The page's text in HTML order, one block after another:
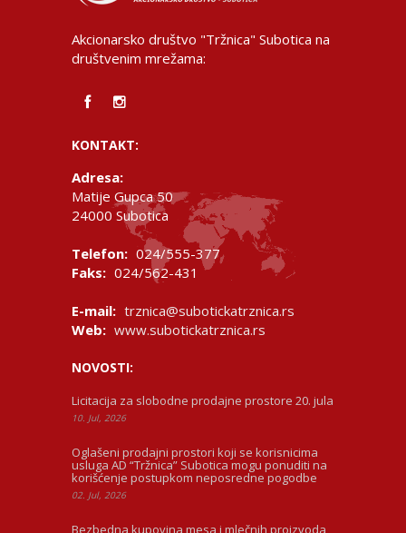
Akcionarsko društvo "Tržnica" Subotica na
društvenim mrežama:
KONTAKT:
Adresa:
Matije Gupca 50
24000 Subotica
Telefon: 024/555-377
Faks: 024/562-431
E-mail: trznica@subotickatrznica.rs
Web: www.subotickatrznica.rs
NOVOSTI:
Licitacija za slobodne prodajne prostore 20. jula
10. Jul, 2026
Oglašeni prodajni prostori koji se korisnicima
usluga AD “Tržnica” Subotica mogu ponuditi na
korišćenje postupkom neposredne pogodbe
02. Jul, 2026
Bezbedna kupovina mesa i mlečnih proizvoda